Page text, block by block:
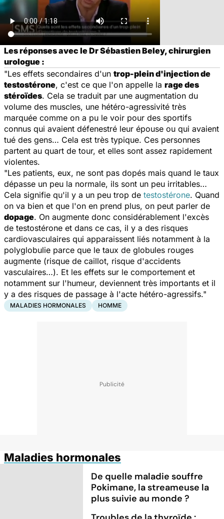
Les réponses avec le Dr Sébastien Beley, chirurgien
urologue :
"Les effets secondaires d'un trop-plein d'injection de
testostérone, c'est ce que l'on appelle la rage des
stéroïdes. Cela se traduit par une augmentation du
volume des muscles, une hétéro-agressivité très
marquée comme on a pu le voir pour des sportifs
connus qui avaient défenestré leur épouse ou qui avaient
tué des gens… Cela est très typique. Ces personnes
partent au quart de tour, et elles sont assez rapidement
violentes.
"Les patients, eux, ne sont pas dopés mais quand le taux
dépasse un peu la normale, ils sont un peu irritables…
Cela signifie qu'il y a un peu trop de testostérone. Quand
on va bien et que l'on en prend plus, on peut parler de
dopage. On augmente donc considérablement l'excès
de testostérone et dans ce cas, il y a des risques
cardiovasculaires qui apparaissent liés notamment à la
polyglobulie parce que le taux de globules rouges
augmente (risque de caillot, risque d'accidents
vasculaires…). Et les effets sur le comportement et
notamment sur l'humeur, deviennent très importants et il
y a des risques de passage à l'acte hétéro-agressifs."
MALADIES HORMONALES HOMME
Maladies hormonales
De quelle maladie souffre
Pokimane, la streameuse la
plus suivie au monde ?